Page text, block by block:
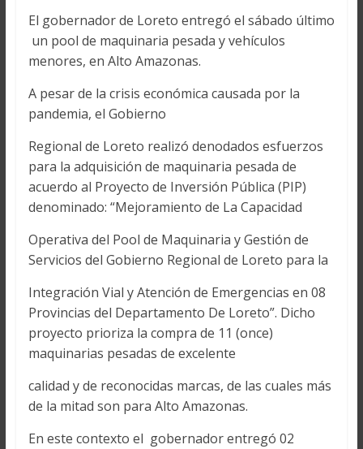
El gobernador de Loreto entregó el sábado último
un pool de maquinaria pesada y vehículos
menores, en Alto Amazonas.
A pesar de la crisis económica causada por la
pandemia, el Gobierno
Regional de Loreto realizó denodados esfuerzos
para la adquisición de maquinaria pesada de
acuerdo al Proyecto de Inversión Pública (PIP)
denominado: “Mejoramiento de La Capacidad
Operativa del Pool de Maquinaria y Gestión de
Servicios del Gobierno Regional de Loreto para la
Integración Vial y Atención de Emergencias en 08
Provincias del Departamento De Loreto”. Dicho
proyecto prioriza la compra de 11 (once)
maquinarias pesadas de excelente
calidad y de reconocidas marcas, de las cuales más
de la mitad son para Alto Amazonas.
En este contexto el gobernador entregó 02